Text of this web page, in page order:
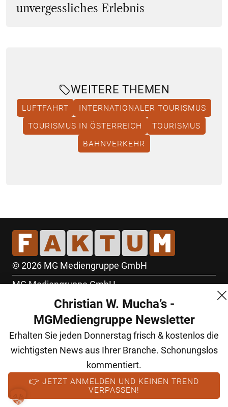
unvergessliches Erlebnis
WEITERE THEMEN
LUFTFAHRT
INTERNATIONALER TOURISMUS
TOURISMUS IN ÖSTERREICH
TOURISMUS
BAHNVERKEHR
© 2026 MG Mediengruppe GmbH
MG Mediengruppe GmbH
Burgring 1/7
1010 Wien
+43 (1) 522 14 14
office@mgmedien.at
Kontakt
AGB
Christian W. Mucha’s -
MGMediengruppe Newsletter
Erhalten Sie jeden Donnerstag frisch & kostenlos die
wichtigsten News aus Ihrer Branche. Schonungslos
kommentiert.
👉 JETZT ANMELDEN UND KEINEN TREND
VERPASSEN!